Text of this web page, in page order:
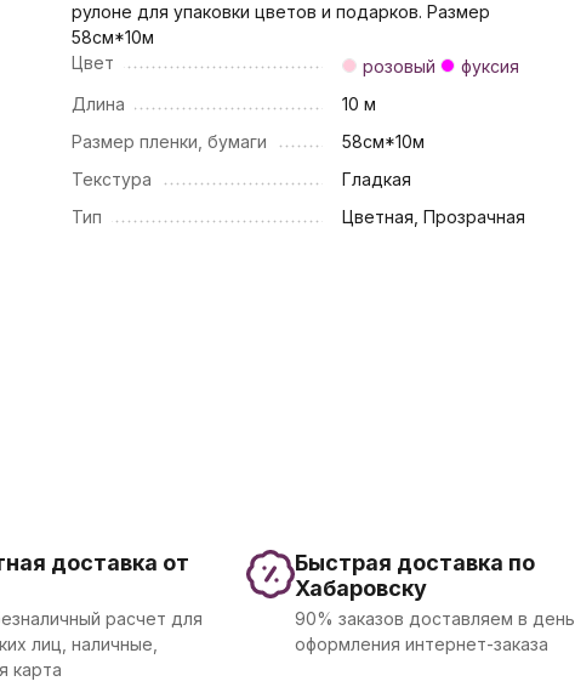
рулоне для упаковки цветов и подарков. Размер
58см*10м
Цвет
розовый
фуксия
Длина
10 м
Размер пленки, бумаги
58см*10м
Текстура
Гладкая
Тип
Цветная, Прозрачная
доставка от
расчет для
лиц, наличные,
карта
Быстрая доставка по
Хабаровску
90% заказов доставляем в день
оформления интернет-заказа